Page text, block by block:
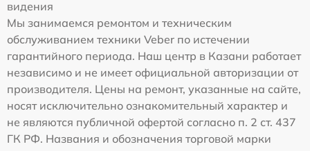
видения
Мы занимаемся ремонтом и техническим
обслуживанием техники Veber по истечении
гарантийного периода. Наш центр в Казани работает
независимо и не имеет официальной авторизации от
производителя. Цены на ремонт, указанные на сайте,
носят исключительно ознакомительный характер и
не являются публичной офертой согласно п. 2 ст. 437
ГК РФ. Названия и обозначения торговой марки